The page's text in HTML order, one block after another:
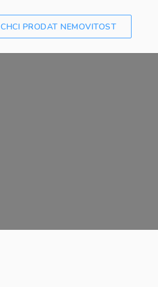
CHCI PRODAT NEMOVITOST